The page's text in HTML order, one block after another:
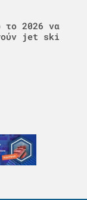
το 2026 να
jet ski